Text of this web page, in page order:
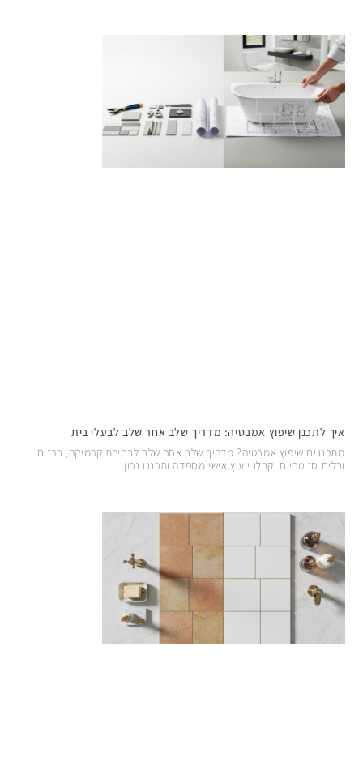
איך לתכנן שיפוץ אמבטיה: מדריך שלב אחר שלב לבעלי בית
מתכננים שיפוץ אמבטיה? מדריך שלב אחר שלב לבחירת קרמיקה, ברזים
וכלים סניטריים. קבלו ייעוץ אישי מספדה ותכננו נכון.